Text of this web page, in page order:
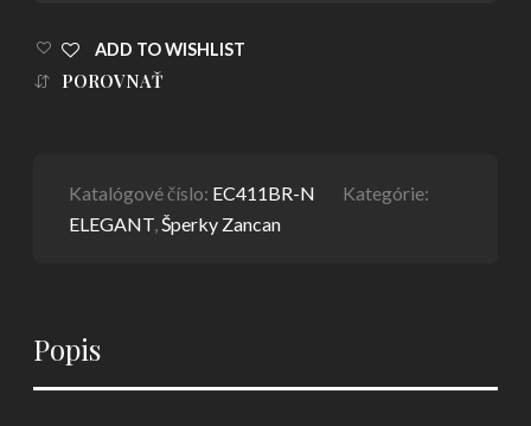
ADD TO WISHLIST
POROVNAŤ
Katalógové číslo: EC411BR-N
Kategórie:
ELEGANT Šperky Zancan
Popis